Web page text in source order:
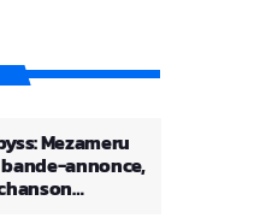
Mezameru
annonce,